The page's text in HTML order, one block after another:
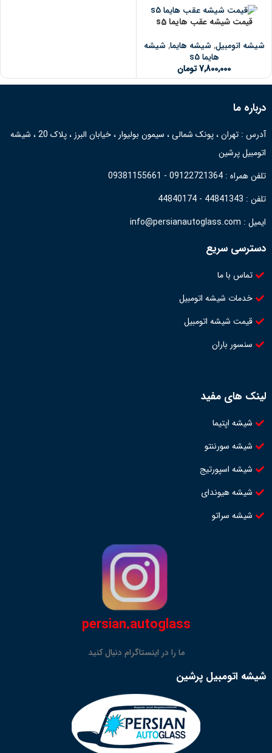
قیمت شیشه عقب هایما s5
شیشه اتومبیل,شیشه هایما,شیشه
هایما s5
7,800,000تومان
درباره ما
آدرس : تهران ، پونک شمالی ، سیمون بولیوار ، خیابان البرز ، پلاک 20 ، شیشه
اتومبیل پرشین
تلفن همراه : 09122721364 - 09381155661
تلفن : 44841343 - 44840174
ایمیل : info@persianautoglass.com
دسترسی سریع
تماس با ما
خدمات شیشه اتومبیل
قیمت شیشه اتومبیل
سنسور باران
لینک های مفید
شیشه اپتیما
شیشه سورننتو
شیشه اسپورتیج
شیشه هیوندای
شیشه سراتو
persian.autoglass
ما را در اینستاگرام دنبال کنید
شیشه اتومبیل پرشین